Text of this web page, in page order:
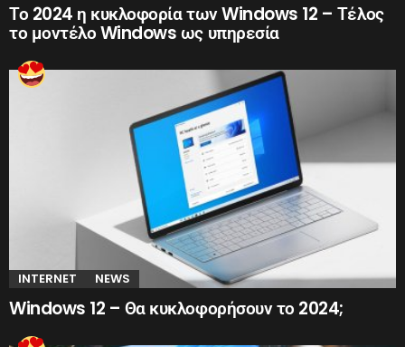
Το 2024 η κυκλοφορία των Windows 12 – Τέλος
το μοντέλο Windows ως υπηρεσία
INTERNET NEWS
Windows 12 – Θα κυκλοφορήσουν το 2024;